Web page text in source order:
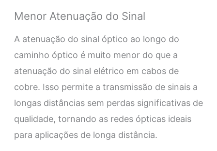
Menor Atenuação do Sinal
A atenuação do sinal óptico ao longo do
caminho óptico é muito menor do que a
atenuação do sinal elétrico em cabos de
cobre. Isso permite a transmissão de sinais a
longas distâncias sem perdas significativas de
qualidade, tornando as redes ópticas ideais
para aplicações de longa distância.